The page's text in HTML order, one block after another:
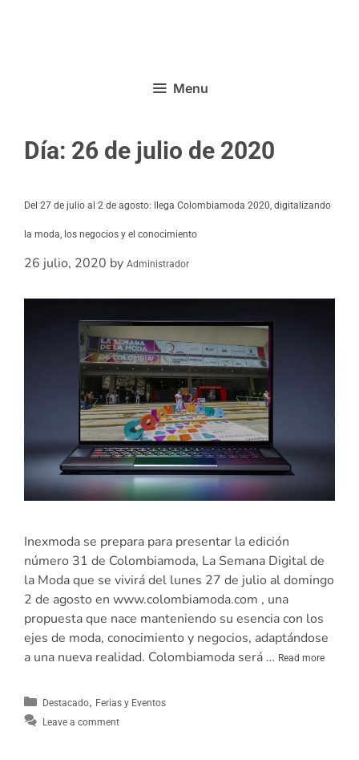
Menu
Día: 26 de julio de 2020
Del 27 de julio al 2 de agosto: llega Colombiamoda 2020, digitalizando
la moda, los negocios y el conocimiento
26 julio, 2020 by Administrador
Inexmoda se prepara para presentar la edición
número 31 de Colombiamoda, La Semana Digital de
la Moda que se vivirá del lunes 27 de julio al domingo
2 de agosto en www.colombiamoda.com , una
propuesta que nace manteniendo su esencia con los
ejes de moda, conocimiento y negocios, adaptándose
a una nueva realidad. Colombiamoda será … Read more
Destacado, Ferias y Eventos
Leave a comment